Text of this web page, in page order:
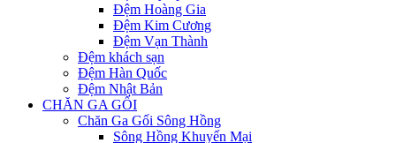
Đệm Hoàng Gia
Đệm Kim Cương
Đệm Vạn Thành
Đệm khách sạn
Đệm Hàn Quốc
Đệm Nhật Bản
CHĂN GA GỐI
Chăn Ga Gối Sông Hồng
Sông Hồng Khuyến Mại